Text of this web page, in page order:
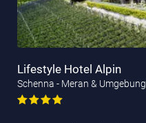
Lifestyle Hotel Alpin
Schenna - Meran & Umgebung